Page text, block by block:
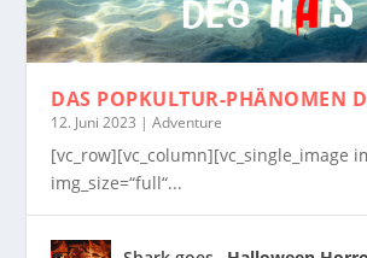
DAS POPKULTUR-PHÄNOMEN
12. Juni 2023 |Adventure
[vc_row][vc_column][vc_single_image
img_size=“full“...